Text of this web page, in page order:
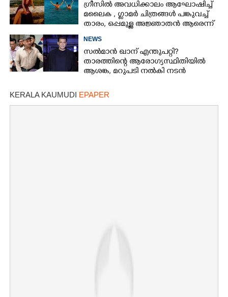
ഗ്രീസിൽ അവധിക്കാലം ആഘോഷിച്ച്
മലൈക ,​ ഗ്ലാമർ ചിത്രങ്ങൾ പങ്കുവച്ച്
താരം,​ ഒപ്പമുള്ള അജ്ഞാതൻ ആരെന്ന്
ആരാധകർ
NEWS
സൽമാൻ ഖാന് എന്തുപറ്റി?
താരത്തിന്റെ ആരോഗ്യസ്ഥിതിയിൽ
ആശങ്ക, മറുപടി നൽകി നടൻ
KERALA KAUMUDI EPAPER